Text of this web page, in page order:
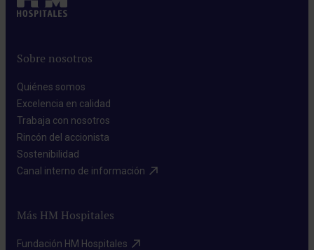
Sobre nosotros
Quiénes somos​
Excelencia en calidad​
Trabaja con nosotros​
Rincón del accionista​
Sostenibilidad​
Canal interno de información​
Más HM Hospitales
Fundación HM Hospitales​